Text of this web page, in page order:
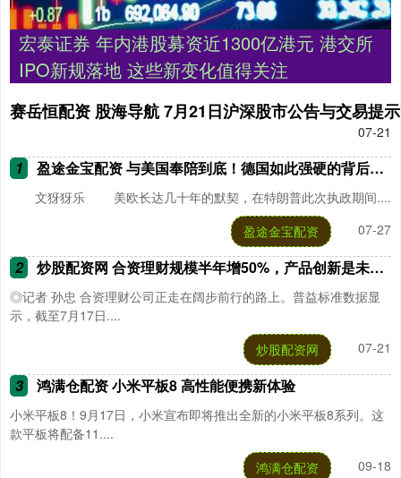
宏泰证券 年内港股募资近1300亿港元 港交所
IPO新规落地 这些新变化值得关注
赛岳恒配资 股海导航 7月21日沪深股市公告与交易提示
07-21
1 盈途金宝配资 与美国奉陪到底！德国如此强硬的背后，离不开中国的3件制胜法宝
文犽犽乐 美欧长达几十年的默契，在特朗普此次执政期间....
07-27
盈途金宝配资
2 炒股配资网 合资理财规模半年增50%，产品创新是未来看点
◎记者 孙忠 合资理财公司正走在阔步前行的路上。普益标准数据显
示，截至7月17日....
07-21
炒股配资网
3 鸿满仓配资 小米平板8 高性能便携新体验
小米平板8！9月17日，小米宣布即将推出全新的小米平板8系列。这
款平板将配备11....
09-18
鸿满仓配资